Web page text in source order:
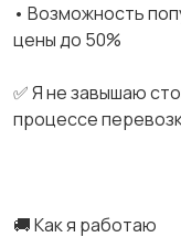
• Возможность
цены до 50%
✅ Я не завышаю
процессе
🚚 Как я работаю